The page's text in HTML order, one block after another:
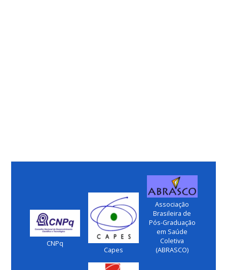
CNPq
Capes
Associação
Brasileira de
Pós-Graduação
em Saúde
Coletiva
(ABRASCO)